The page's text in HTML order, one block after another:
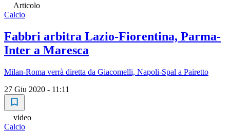
Articolo
Calcio
Fabbri arbitra Lazio-Fiorentina, Parma-
Inter a Maresca
Milan-Roma verrà diretta da Giacomelli, Napoli-Spal a Pairetto
27 Giu 2020 - 11:11
video
Calcio